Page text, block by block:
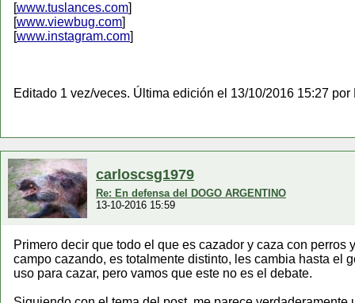
[www.tuslances.com]
[www.viewbug.com]
[www.instagram.com]
Editado 1 vez/veces. Última edición el 13/10/2016 15:27
carloscsg1979
Re: En defensa del DOGO ARGENTINO
13-10-2016 15:59
Primero decir que todo el que es cazador y caza con
campo cazando, es totalmente distinto, les cambia hasta el
uso para cazar, pero vamos que este no es el debate.